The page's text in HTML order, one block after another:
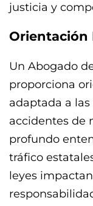
justicia y
Orientación
Un Abogado
proporciona
adaptada a
accidentes de
profundo
tráfico
leyes